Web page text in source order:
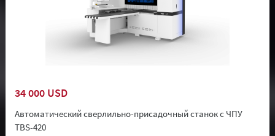
34 000 USD
Автоматический сверлильно-присадочный станок с ЧПУ
TBS-420